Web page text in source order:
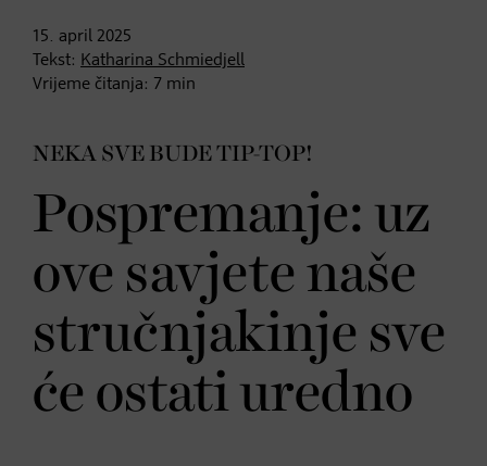
15. april 2025
Tekst: Katharina Schmiedjell
Vrijeme čitanja: 7 min
NEKA SVE BUDE TIP-TOP!
Pospremanje: uz
ove savjete naše
stručnjakinje sve
će ostati uredno